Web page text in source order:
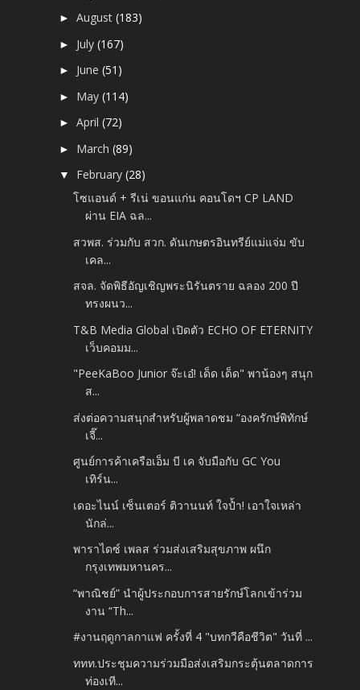
►August(183)
► July(167)
► June(51)
► May(114)
►April(72)
► March(89)
▼ February(28)
โซแอนด์ + รีเน่ ขอนแก่น คอนโดฯ CP LAND
ผ่าน EIA ฉล...
สวพส. ร่วมกับ สวก. ดันเกษตรอินทรีย์แม่แจ่ม ขับ
เคล...
สจล. จัดพิธีอัญเชิญพระนิรันตราย ฉลอง 200 ปี
ทรงผนว...
T&B Media Global เปิดตัว ECHO OF ETERNITY
เว็บคอมม...
"PeeKaBoo Junior จ๊ะเอ๋! เด็ด เด็ด" พาน้องๆ สนุก
ส...
ส่งต่อความสนุกสำหรับผู้พลาดชม “องครักษ์พิทักษ์
เจี๊...
ศูนย์การค้าเครือเอ็ม บี เค จับมือกับ GC You
เทิร์น...
เดอะไนน์ เซ็นเตอร์ ติวานนท์ ใจป้ำ! เอาใจเหล่า
นักล่...
พาราไดซ์ เพลส ร่วมส่งเสริมสุขภาพ ผนึก
กรุงเทพมหานคร...
“พาณิชย์” นำผู้ประกอบการสายรักษ์โลกเข้าร่วม
งาน “Th...
#งานฤดูกาลกาแฟ ครั้งที่ 4 "บทกวีคือชีวิต" วันที่ ...
ททท.ประชุมความร่วมมือส่งเสริมกระตุ้นตลาดการ
ท่องเที...